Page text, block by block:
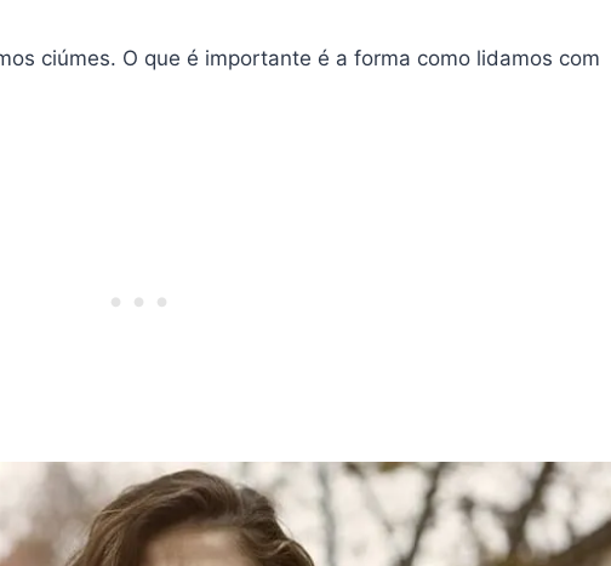
ciúmes. O que é importante é a forma como lidamos com